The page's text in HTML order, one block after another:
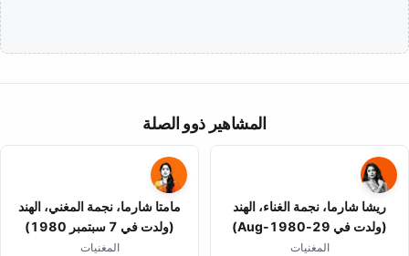
المشاهير ذوو الصلة
ريشا شارما، نجمة الغناء، الهند
(ولدت في 29-Aug-1980)
المغنيات
مامتا شارما، نجمة المغني، الهند
(ولدت في 7 سبتمبر 1980)
المغنيات